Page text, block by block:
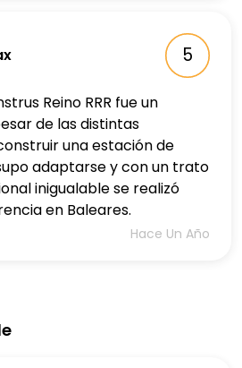
5
Reino RRR fue un
de las distintas
una estación de
adaptarse y con un trato
inigualable se realizó
en Baleares.
Hace Un Año